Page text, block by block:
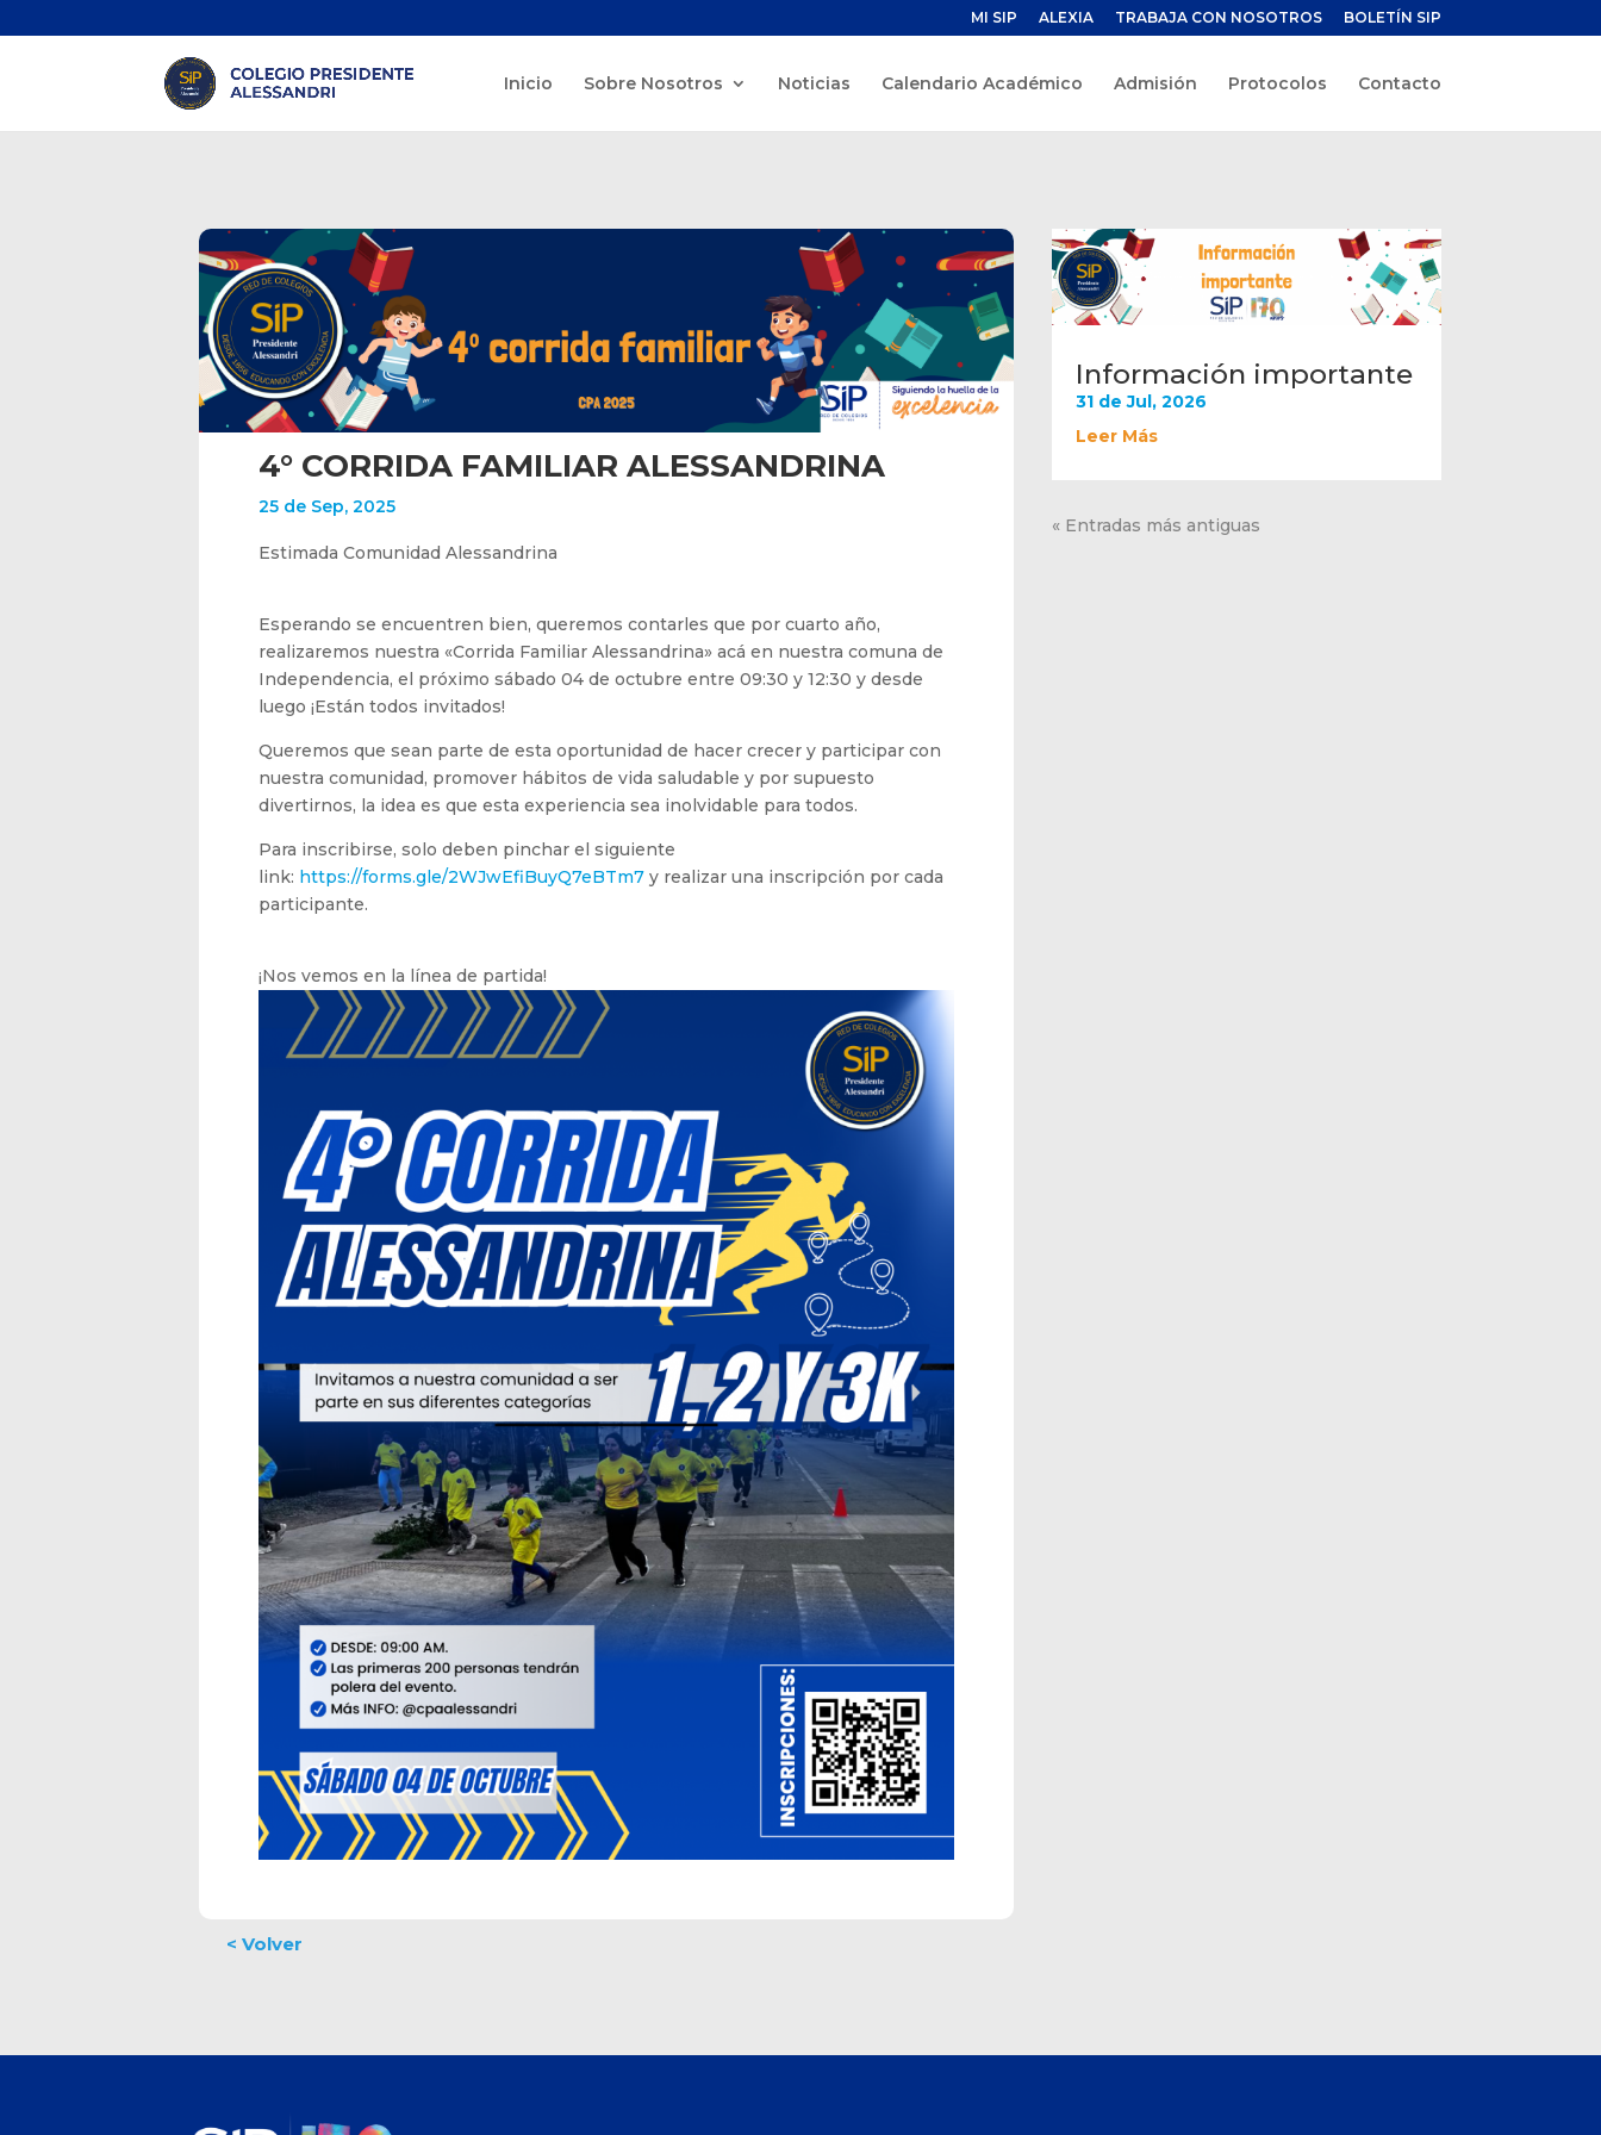
MI SIP ALEXIA TRABAJA CON NOSOTROS BOLETÍN SIP
Inicio Sobre Nosotros Noticias Calendario Académico Admisión Protocolos Contacto
Información importante
31 de Jul, 2026
Leer Más
« Entradas más antiguas
4° CORRIDA FAMILIAR ALESSANDRINA
25 de Sep, 2025
Estimada Comunidad Alessandrina
Esperando se encuentren bien, queremos contarles que por cuarto año,
realizaremos nuestra «Corrida Familiar Alessandrina» acá en nuestra comuna de
Independencia, el próximo sábado 04 de octubre entre 09:30 y 12:30 y desde
luego ¡Están todos invitados!
Queremos que sean parte de esta oportunidad de hacer crecer y participar con
nuestra comunidad, promover hábitos de vida saludable y por supuesto
divertirnos, la idea es que esta experiencia sea inolvidable para todos.
Para inscribirse, solo deben pinchar el siguiente
link: https://forms.gle/2WJwEfiBuyQ7eBTm7y realizar una inscripción por cada
participante.
¡Nos vemos en la línea de partida!